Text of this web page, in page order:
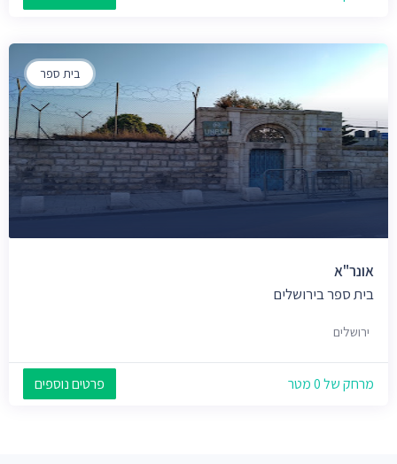
בית ספר
אונר"א
בית ספר בירושלים
ירושלים
מרחק של 0 מטר פרטים נוספים